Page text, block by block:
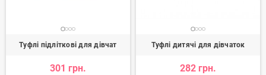
Туфлі підліткові для дівчат
301 грн.
Туфлі дитячі для дівчаток
282 грн.